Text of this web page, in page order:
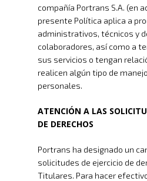
compañía Portrans S.A. (en
presente Política aplica a
administrativos, técnicos y
colaboradores, así como a
sus servicios o tengan
realicen algún tipo de
personales.
ATENCIÓN A LAS
DE DERECHOS
Portrans ha designado un
solicitudes de ejercicio de
Titulares. Para hacer